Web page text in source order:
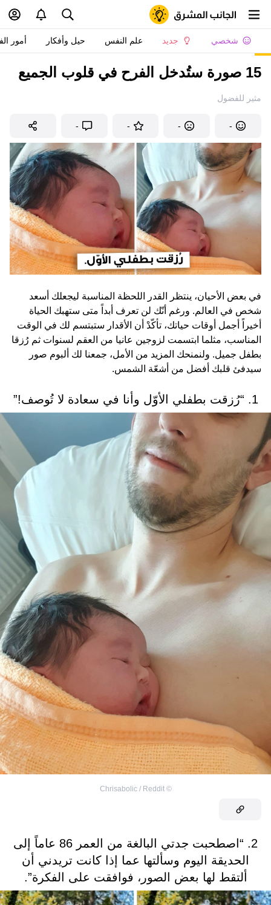
شخصي جديد علم النفس حيل وأفكار أمور
15 صورة ستُدخل الفرح في قلوب الجميع
مثير للفضول
-
-
-
-
في بعض الأحيان، ينتظر القدر اللحظة المناسبة ليجعلك أسعد
شخص في العالم. ورغم أنّك لن تعرف أبداً متى ستهبك الحياة
أخيراً أجمل أوقات حياتك، تأكّدْ أن الأقدار ستبتسم لك في الوقت
المناسب، مثلما ابتسمت لزوجين عانيا من العقم لسنوات ثم رُزقا
بطفل جميل. ولنمنحك المزيد من الأمل، جمعنا لك ألبوم صور
سيدفئ قلبك أفضل من أشعّة الشمس.
1. “رُزقت بطفلي الأوّل وأنا في سعادة لا تُوصف!”
©
Chrisabolic / Reddit
2. “اصطحبت جدتي البالغة من العمر 86 عاماً إلى
الحديقة اليوم وسألتها عما إذا كانت تريدني أن
ألتقط لها بعض الصور، فوافقت على الفكرة”.